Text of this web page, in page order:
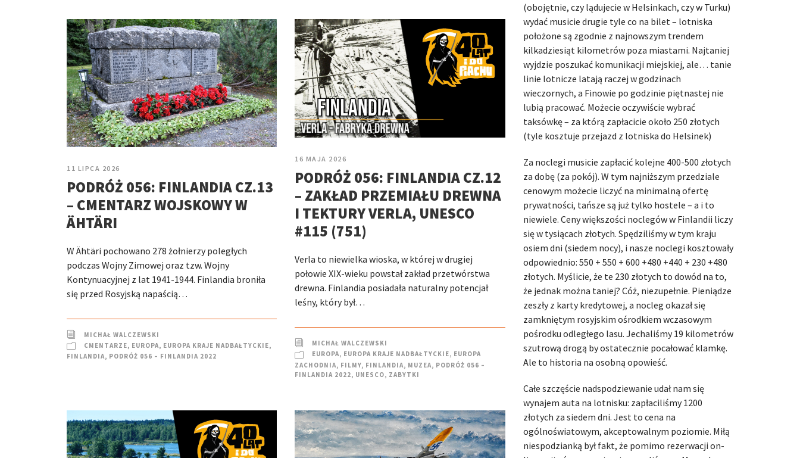
11 LIPCA 2026
PODRÓŻ 056: FINLANDIA CZ.13
– CMENTARZ WOJSKOWY W
ÄHTÄRI
W Ähtäri pochowano 278 żołnierzy poległych
podczas Wojny Zimowej oraz tzw. Wojny
Kontynuacyjnej z lat 1941-1944. Finlandia broniła
się przed Rosyjską napaścią…
MICHAŁ WALCZEWSKI
CMENTARZE, EUROPA, EUROPA KRAJE NADBAŁTYCKIE,
FINLANDIA, PODRÓŻ 056 – FINLANDIA 2022
16 MAJA 2026
PODRÓŻ 056: FINLANDIA CZ.12
– ZAKŁAD PRZEMIAŁU DREWNA
I TEKTURY VERLA, UNESCO
#115 (751)
Verla to niewielka wioska, w której w drugiej
połowie XIX-wieku powstał zakład przetwórstwa
drewna. Finlandia posiadała naturalny potencjał
leśny, który był…
MICHAŁ WALCZEWSKI
EUROPA, EUROPA KRAJE NADBAŁTYCKIE, EUROPA
ZACHODNIA, FILMY, FINLANDIA, MUZEA, PODRÓŻ 056 –
FINLANDIA 2022, UNESCO, ZABYTKI
(obojętnie, czy lądujecie w Helsinkach, czy w Turku)
wydać musicie drugie tyle co na bilet – lotniska
położone są zgodnie z najnowszym trendem
kilkadziesiąt kilometrów poza miastami. Najtaniej
wyjdzie poszukać komunikacji miejskiej, ale… tanie
linie lotnicze latają raczej w godzinach
wieczornych, a Finowie po godzinie piętnastej nie
lubią pracować. Możecie oczywiście wybrać
taksówkę – za którą zapłacicie około 250 złotych
(tyle kosztuje przejazd z lotniska do Helsinek)
Za noclegi musicie zapłacić kolejne 400-500 złotych
za dobę (za pokój). W tym najniższym przedziale
cenowym możecie liczyć na minimalną ofertę
prywatności, tańsze są już tylko hostele – a i to
niewiele. Ceny większości noclegów w Finlandii liczy
się w tysiącach złotych. Spędziliśmy w tym kraju
osiem dni (siedem nocy), i nasze noclegi kosztowały
odpowiednio: 550 + 550 + 600 +480 +440 + 230 +480
złotych. Myślicie, że te 230 złotych to dowód na to,
że jednak można taniej? Cóż, niezupełnie. Pieniądze
zeszły z karty kredytowej, a nocleg okazał się
zamkniętym rosyjskim ośrodkiem wczasowym
pośrodku odległego lasu. Jechaliśmy 19 kilometrów
szutrową drogą by ostatecznie pocałować klamkę.
Ale to historia na osobną opowieść.
Całe szczęście nadspodziewanie udał nam się
wynajem auta na lotnisku: zapłaciliśmy 1200
złotych za siedem dni. Jest to cena na
ogólnoświatowym, akceptowalnym poziomie. Miłą
niespodzianką był fakt, że pomimo rezerwacji on-